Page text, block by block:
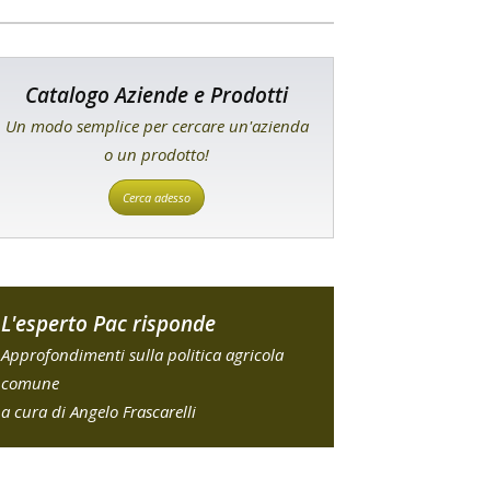
Catalogo Aziende e Prodotti
Un modo semplice per cercare un'azienda
o un prodotto!
Cerca adesso
L'esperto Pac risponde
Approfondimenti sulla politica agricola
comune
a cura di Angelo Frascarelli